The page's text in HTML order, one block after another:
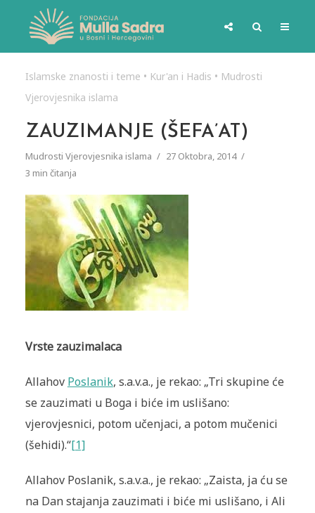
Islamske znanosti i teme • Kur'an i Hadis • Mudrosti
Vjerovjesnika islama
ZAUZIMANJE (ŠEFA’AT)
Mudrosti Vjerovjesnika islama
27 Oktobra, 2014
3 min čitanja
Vrste zauzimalaca
Allahov Poslanik, s.a.v.a., je rekao: „Tri skupine će
se zauzimati u Boga i biće im uslišano:
vjerovjesnici, potom učenjaci, a potom mučenici
(šehidi).“[1]
Allahov Poslanik, s.a.v.a., je rekao: „Zaista, ja ću se
na Dan stajanja zauzimati i biće mi uslišano, i Ali